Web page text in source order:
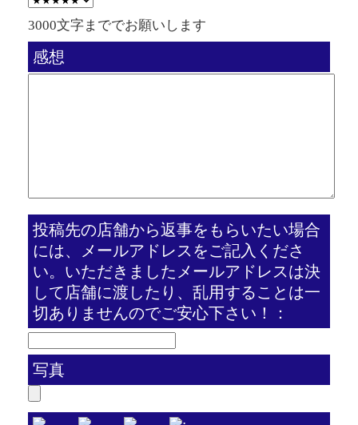
3000文字まででお願いします
感想
投稿先の店舗から返事をもらいたい場合
には、メールアドレスをご記入くださ
い。いただきましたメールアドレスは決
して店舗に渡したり、乱用することは一
切ありませんのでご安心下さい！：
写真